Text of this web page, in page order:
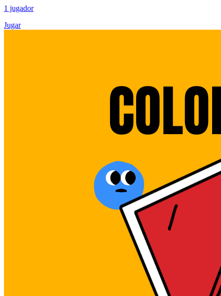
1 jugador
Jugar